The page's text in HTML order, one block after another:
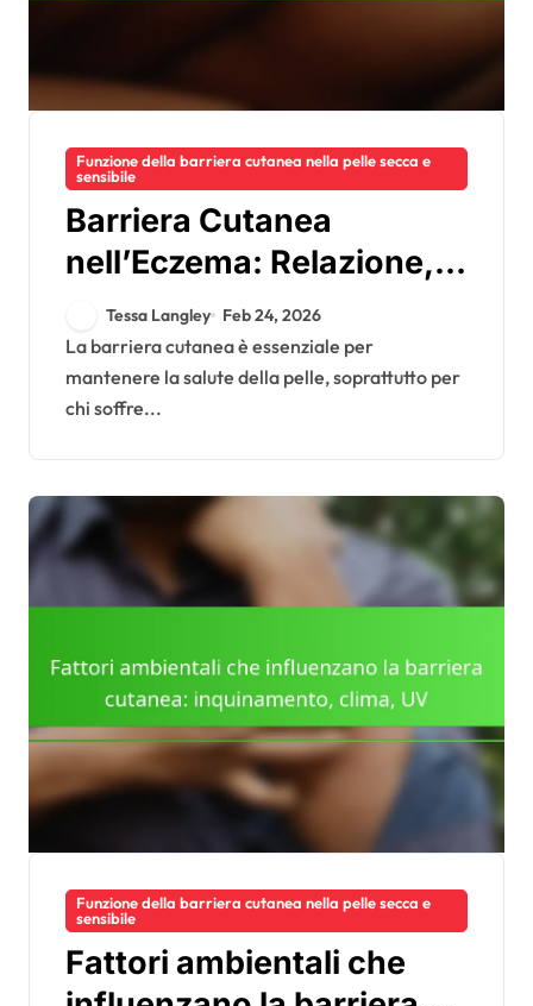
Funzione della barriera cutanea nella pelle secca e
sensibile
Barriera Cutanea
nell’Eczema: Relazione,
Cura, Prevenzione
Tessa Langley Feb 24, 2026
La barriera cutanea è essenziale per
mantenere la salute della pelle, soprattutto per
chi soffre...
Funzione della barriera cutanea nella pelle secca e
sensibile
Fattori ambientali che